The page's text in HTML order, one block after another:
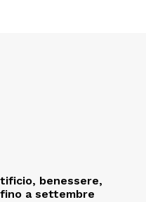
benessere,
a settembre